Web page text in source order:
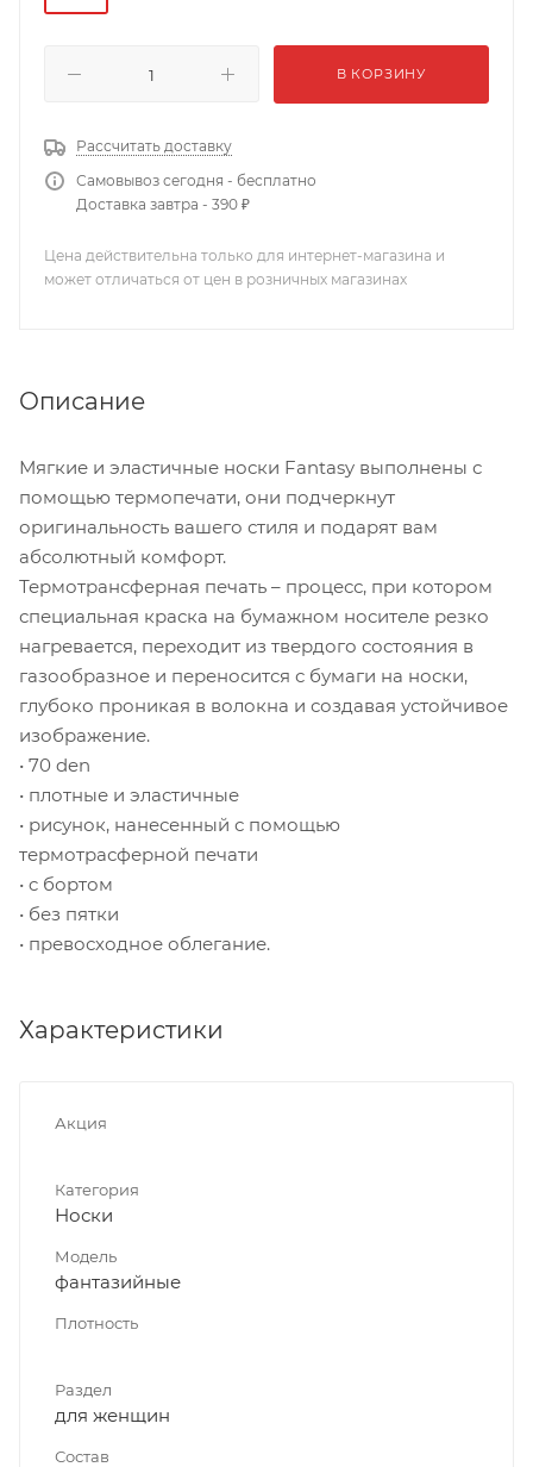
В КОРЗИНУ
Рассчитать доставку
Самовывоз сегодня - бесплатно
Доставка завтра - 390 ₽
Цена действительна только для интернет-магазина и
может отличаться от цен в розничных магазинах
Описание
Мягкие и эластичные носки Fantasy выполнены с
помощью термопечати, они подчеркнут
оригинальность вашего стиля и подарят вам
абсолютный комфорт.
Термотрансферная печать – процесс, при котором
специальная краска на бумажном носителе резко
нагревается, переходит из твердого состояния в
газообразное и переносится с бумаги на носки,
глубоко проникая в волокна и создавая устойчивое
изображение.
• 70 den
• плотные и эластичные
• рисунок, нанесенный с помощью
термотрасферной печати
• c бортом
• без пятки
• превосходное облегание.
Характеристики
Акция
Категория
Носки
Модель
фантазийные
Плотность
Раздел
для женщин
Состав